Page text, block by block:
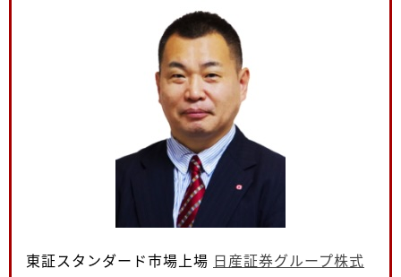
東証スタンダード市場上場 日産証券グループ株式